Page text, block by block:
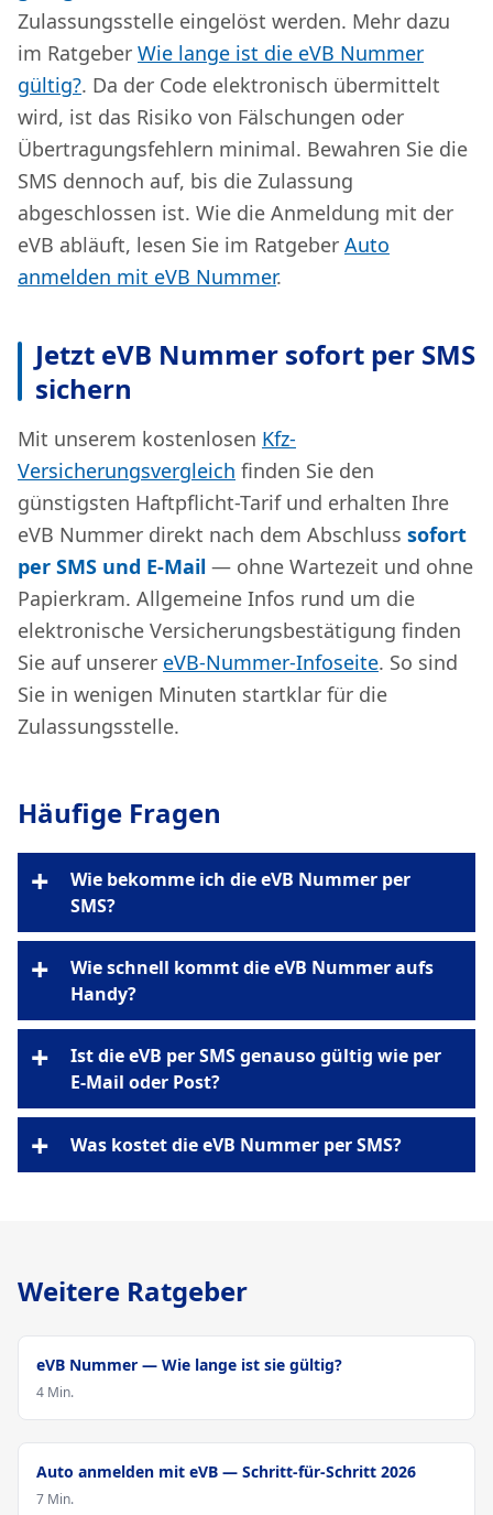
Zulassungsstelle eingelöst werden. Mehr dazu
im Ratgeber Wie lange ist die eVB Nummer
gültig?. Da der Code elektronisch übermittelt
wird, ist das Risiko von Fälschungen oder
Übertragungsfehlern minimal. Bewahren Sie die
SMS dennoch auf, bis die Zulassung
abgeschlossen ist. Wie die Anmeldung mit der
eVB abläuft, lesen Sie im Ratgeber Auto
anmelden mit eVB Nummer.
Jetzt eVB Nummer sofort per SMS
sichern
Mit unserem kostenlosen Kfz-
Versicherungsvergleich finden Sie den
günstigsten Haftpflicht-Tarif und erhalten Ihre
eVB Nummer direkt nach dem Abschluss sofort
per SMS und E-Mail — ohne Wartezeit und ohne
Papierkram. Allgemeine Infos rund um die
elektronische Versicherungsbestätigung finden
Sie auf unserer eVB-Nummer-Infoseite. So sind
Sie in wenigen Minuten startklar für die
Zulassungsstelle.
Häufige Fragen
+
Wie bekomme ich die eVB Nummer per
SMS?
+
Wie schnell kommt die eVB Nummer aufs
Handy?
+
Ist die eVB per SMS genauso gültig wie per
E-Mail oder Post?
+ Was kostet die eVB Nummer per SMS?
Weitere Ratgeber
Zulassung
eVB Nummer — Wie lange ist sie gültig?
4 Min.
Zulassung
Auto anmelden mit eVB — Schritt-für-Schritt 2026
7 Min.